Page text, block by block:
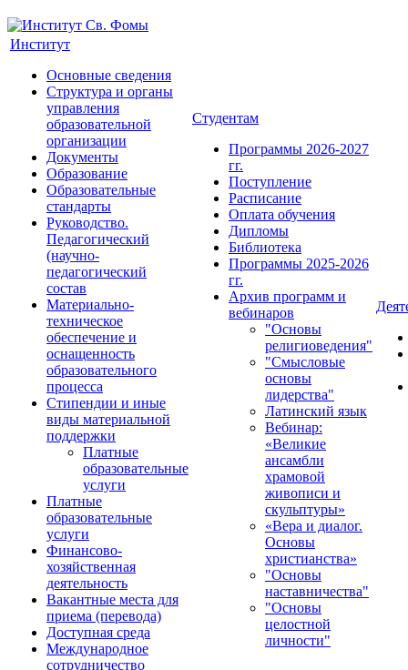
Институт
Основные сведения
Структура и органы
управления
образовательной
организации
Документы
Образование
Образовательные
стандарты
Руководство.
Педагогический
(научно-
педагогический
состав
Материально-
техническое
обеспечение и
оснащенность
образовательного
процесса
Стипендии и иные
виды материальной
поддержки
Платные
образовательные
услуги
Платные
образовательные
услуги
Финансово-
хозяйственная
деятельность
Вакантные места для
приема (перевода)
Доступная среда
Международное
сотрудничество
Студентам
Программы 2026-2027
гг.
Поступление
Расписание
Оплата обучения
Дипломы
Библиотека
Программы 2025-2026
гг.
Архив программ и
вебинаров
"Основы
религиоведения"
"Смысловые
основы
лидерства"
Латинский язык
Вебинар:
«Великие
ансамбли
храмовой
живописи и
скульптуры»
«Вера и диалог.
Основы
христианства»
"Основы
наставничества"
"Основы
целостной
личности"